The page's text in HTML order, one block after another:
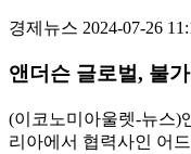
경제뉴스 2024-07-26
앤더슨 글로벌, 불
(이코노미아울렛-뉴스)
리아에서 협력사인 어